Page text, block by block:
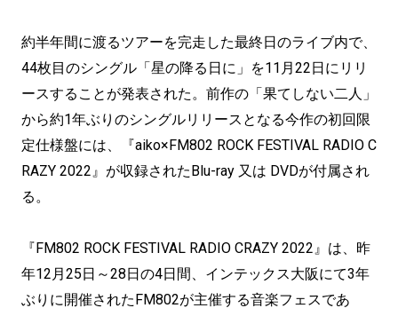
約半年間に渡るツアーを完走した最終日のライブ内で、
44枚目のシングル「星の降る日に」を11月22日にリリ
ースすることが発表された。前作の「果てしない二人」
から約1年ぶりのシングルリリースとなる今作の初回限
定仕様盤には、『aiko×FM802 ROCK FESTIVAL RADIO C
RAZY 2022』が収録されたBlu-ray 又は DVDが付属され
る。
『FM802 ROCK FESTIVAL RADIO CRAZY 2022』は、昨
年12月25日～28日の4日間、インテックス大阪にて3年
ぶりに開催されたFM802が主催する音楽フェスであ